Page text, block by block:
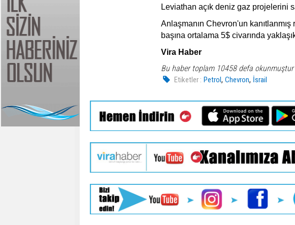
Leviathan açık deniz gaz projelerini
Anlaşmanın Chevron'un
başına ortalama 5$ civarında
Vira Haber
Bu haber toplam 10458 defa okunmuştur
Etiketler : Petrol,Chevron, İsrail